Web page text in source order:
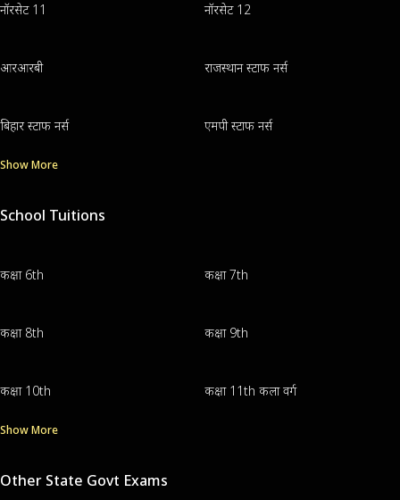
नॉरसेट 11 नॉरसेट 12
आरआरबी राजस्थान स्टाफ नर्स
बिहार स्टाफ नर्स एमपी स्टाफ नर्स
Show More
School Tuitions
कक्षा 6th कक्षा 7th
कक्षा 8th कक्षा 9th
कक्षा 10th कक्षा 11th कला वर्ग
Show More
Other State Govt Exams